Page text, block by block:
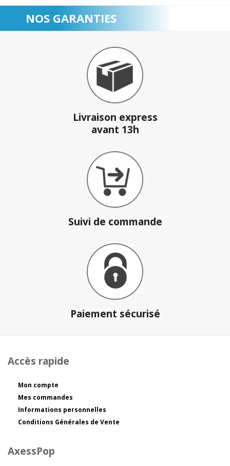
NOS GARANTIES
Livraison express
avant 13h
Suivi de commande
Paiement sécurisé
Accès rapide
Mon compte
Mes commandes
Informations personnelles
Conditions Générales de Vente
AxessPop